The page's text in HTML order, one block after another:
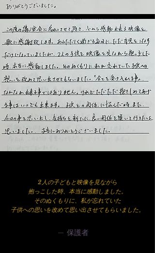
2人の子どもと映像を見ながら
抱っこした時、本当に感動しました。
そのぬくもりに、私が忘れていた
​子供への思いを改めて思い出させてもらいました。
— 保護者